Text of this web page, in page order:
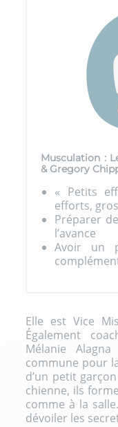
Musculation :
& Gregory
« Petits
efforts,
Préparer
l’avance
Avoir un
Elle est Vice
Également
Mélanie
commune pour
d’un petit
chienne, ils
comme à la
dévoiler les